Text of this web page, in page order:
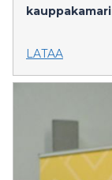
kauppakamari
LATAA